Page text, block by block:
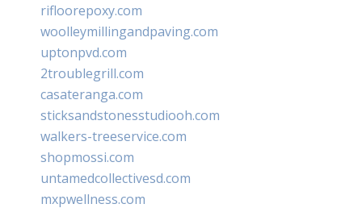
rifloorepoxy.com
woolleymillingandpaving.com
uptonpvd.com
2troublegrill.com
casateranga.com
sticksandstonesstudiooh.com
walkers-treeservice.com
shopmossi.com
untamedcollectivesd.com
mxpwellness.com